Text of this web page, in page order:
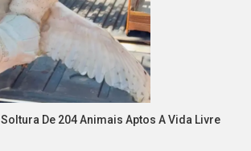
De 204 Animais Aptos A Vida Livre